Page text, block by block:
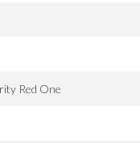
Red One